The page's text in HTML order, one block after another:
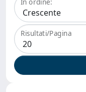
In ordine:
Risultati/Pagina